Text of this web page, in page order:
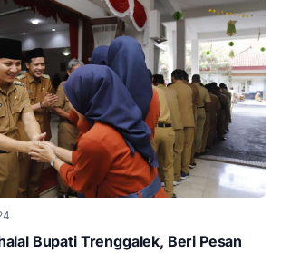
Bupati Trenggalek, Beri Pesan